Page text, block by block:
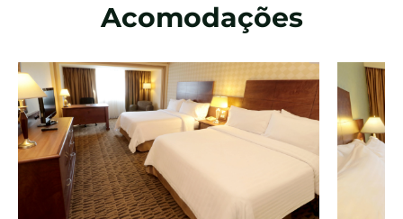
Acomodações